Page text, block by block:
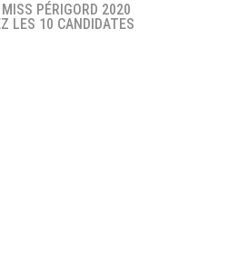
PÉRIGORD 2020
LES 10 CANDIDATES